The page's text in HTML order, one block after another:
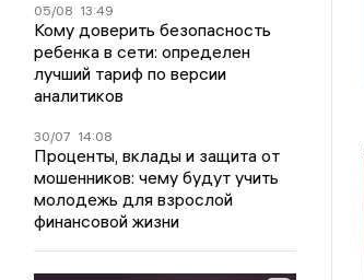
05/08 13:49
Кому доверить безопасность
ребенка в сети: определен
лучший тариф по версии
аналитиков
30/07 14:08
Проценты, вклады и защита от
мошенников: чему будут учить
молодежь для взрослой
финансовой жизни